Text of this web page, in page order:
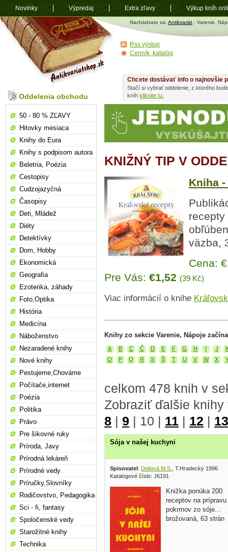
Antikvariát
shop.sk
Nachádzate sa: Antikvariát - Varenie,
KNIŽNÝ TIP V
Kniha
väzba,
Cena:
Pre Vás: €1,52 (39 Kč)
Viac informácií o knihe
Knihy zo sekcie Varenie, Nápoje
A B C Č D E F G H I J
O
P Q R S Š T U V W X
celkom 478 knih v
Zobraziť ďalšie
8 | 9 | 10 | 11 | 12 | 13
Sója v našej kuchyni
Spisovatel: Deliová M.S.
, T.Hradecký 1996
Katalogové číslo: J6191
Knižka ponúka 200
receptov na prípravu
pokrmov zo sóje...
brožovaná, 63 strán
Chcete dostávať info o najnovšie
Stačí si vybrať oddelenie, z ktorého
kníh kliknite tu.
Oddelenia obchodu
50 - 80 % ZĽAVY
Hitovky mesiaca
Knihy do Eura
Knihy s podpisom autora
Beletria, Poézia
Cestopisy
Cudzojazyčná
Časopisy
Deti, Mládež
Diéty
Detektívky
Dom, Hobby
Ekonomická
Geografia
Ezoterika, záhady
Foto,Optika
História
Medicína
Náboženstvo
Nezaradené knihy
Nové knihy
Pestujeme,Chováme
Počítače,internet
Poézia
Politika
Právo
Pre šikovné ruky
Príroda, Javy
Prírodná lekáreň
Prírodné vedy
Príručky,Slovníky
Rodičovstvo, Pedagogika
Sci - fi, fantasy
Spoločenské vedy
Starožitné knihy
Technika
Rss výstup
Cenník, katalóg
Novinky Výpredaj Extra zľavy Výkup kníh